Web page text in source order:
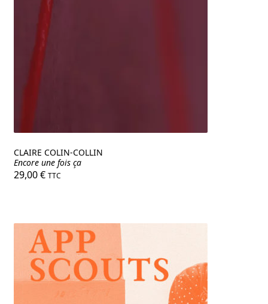
CLAIRE COLIN-COLLIN
Encore une fois ça
29,00€ TTC